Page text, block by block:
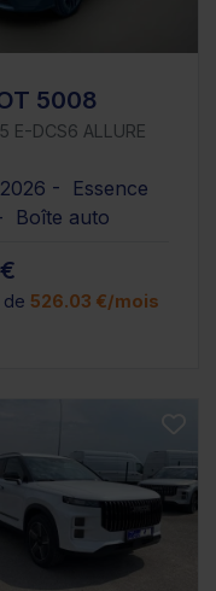
5008
E-DCS6 ALLURE
- Essence
Boîte auto
de 526.03 €/mois